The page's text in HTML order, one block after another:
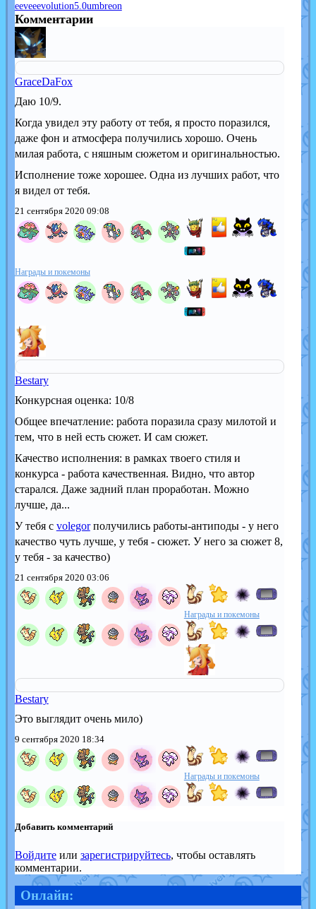
eeveeevolution5.0umbreon
Комментарии
GraceDaFox
Даю 10/9.
Когда увидел эту работу от тебя, я просто поразился,
даже фон и атмосфера получились хорошо. Очень
милая работа, с няшным сюжетом и оригинальностью.
Исполнение тоже хорошее. Одна из лучших работ, что
я видел от тебя.
21 сентября 2020 09:08
Награды и покемоны
Bestary
Конкурсная оценка: 10/8
Общее впечатление: работа поразила сразу милотой и
тем, что в ней есть сюжет. И сам сюжет.
Качество исполнения: в рамках твоего стиля и
конкурса - работа качественная. Видно, что автор
старался. Даже задний план проработан. Можно
лучше, да...
У тебя с volegorполучились работы-антиподы - у него
качество чуть лучше, у тебя - сюжет. У него за сюжет 8,
у тебя - за качество)
21 сентября 2020 03:06
Награды и покемоны
Bestary
Это выглядит очень мило)
9 сентября 2020 18:34
Награды и покемоны
Добавить комментарий
Войдитеили зарегистрируйтесь, чтобы оставлять
комментарии.
Онлайн: